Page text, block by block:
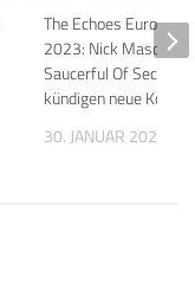
The Echoes Europa-
2023: Nick Mason’s
Saucerful Of Secrets
kündigen neue
30. JANUAR 2023